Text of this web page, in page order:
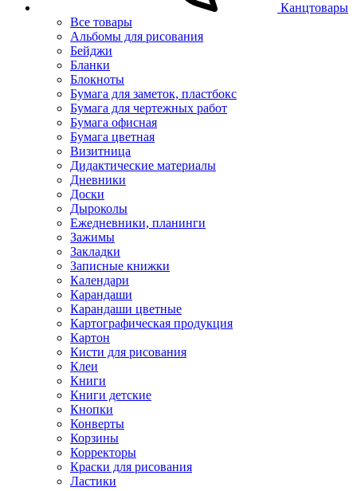
Канцтовары
Все товары
Альбомы для рисования
Бейджи
Бланки
Блокноты
Бумага для заметок, пластбокс
Бумага для чертежных работ
Бумага офисная
Бумага цветная
Визитница
Дидактические материалы
Дневники
Доски
Дыроколы
Ежедневники, планинги
Зажимы
Закладки
Записные книжки
Календари
Карандаши
Карандаши цветные
Картографическая продукция
Картон
Кисти для рисования
Клеи
Книги
Книги детские
Кнопки
Конверты
Корзины
Корректоры
Краски для рисования
Ластики